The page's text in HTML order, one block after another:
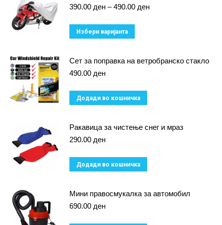
390.00 ден – 490.00 денPrice
Избери варијанта
has
The
may
chosen
on
product
Сет за поправка на ветробранско стакло
490.00 ден
Додади во кошничка
Ракавица за чистење снег и мраз
290.00 ден
Додади во кошничка
Мини правосмукалка за автомобил
690.00 ден